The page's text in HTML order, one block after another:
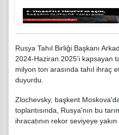
Rusya Tahıl Birliği Başkanı
2024-Haziran 2025’i kapsayan
milyon ton arasında tahıl ihraç
duyurdu.
Zlochevsky, başkent
toplantısında, Rusya'nın bu
ihracatının rekor seviyeye yakın